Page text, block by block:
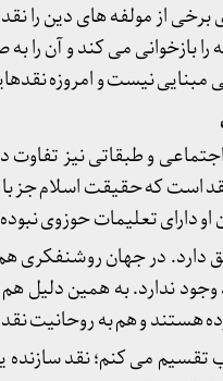
از مولفه های دین را
بازخوانی می کند و آن را
مبنایی نیست و امروزه
و طبقاتی نیز تفاوت
است که حقیقت اسلام جز
دارای تعلیمات حوزوی
در جهان روشنفکری هم
ندارد. به همین دلیل
هستند و هم به روحانیت
تقسیم می کنم؛ نقد